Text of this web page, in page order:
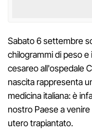
Sabato 6 settembre
chilogrammi di peso
cesareo all'ospedale
nascita rappresenta
medicina italiana: è
nostro Paese a
utero trapiantato.